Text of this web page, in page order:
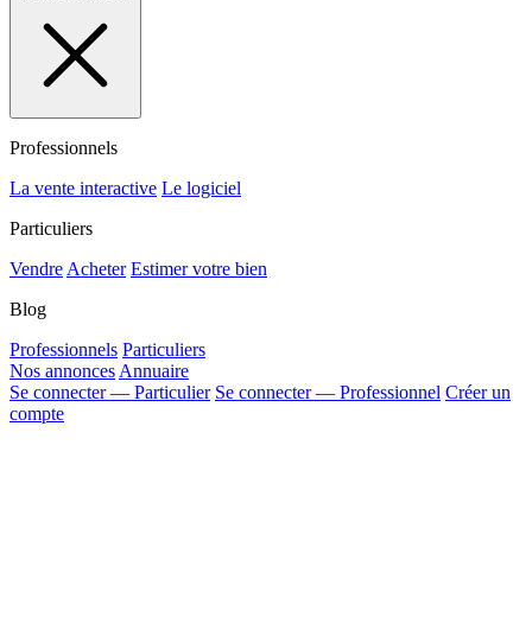
Professionnels
La vente interactive Le logiciel
Particuliers
Vendre Acheter Estimer votre bien
Blog
Professionnels Particuliers
Nos annonces Annuaire
Se connecter — Particulier Se connecter — Professionnel Créer un
compte